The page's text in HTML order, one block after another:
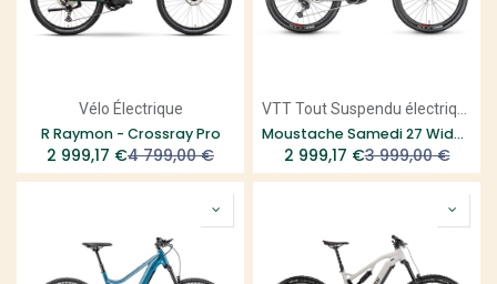
Vélo Électrique
R Raymon - Crossray Pro
2 999,17 €4 799,00€
Moustache Samedi 27 Wide 5
2 999,17 €3 999,00€